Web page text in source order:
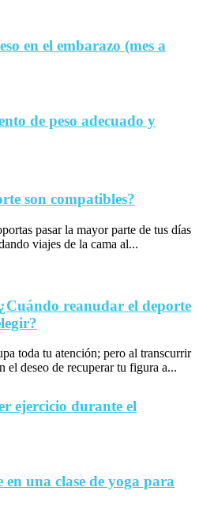
en el embarazo (mes a
de peso adecuado y
son compatibles?
pasar la mayor parte de tus días
viajes de la cama al...
reanudar el deporte
toda tu atención; pero al transcurrir
el deseo de recuperar tu figura a...
ejercicio durante el
en una clase de yoga para